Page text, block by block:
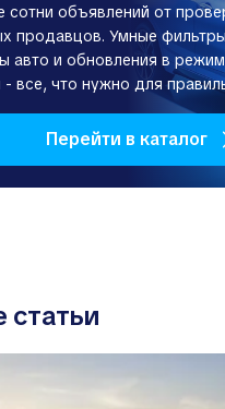
сотни объявлений от
продавцов. Умные
авто и обновления в
- все, что нужно для
Перейти в каталог
статьи